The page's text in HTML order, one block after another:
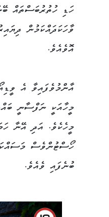
ހަޑި ހުތުރުބަސްތައް
ވާހަކަދައްކަމުން
އޮވެއެވެ.
އާންމުވެފައިވާ އެ
މީހާއަކީ ނަފްސާނީ
މީހެކެވެ. އަދި އޭނާ
ހޯސްޓުންވެސް
ބުނެފައި ވެއެވެ.